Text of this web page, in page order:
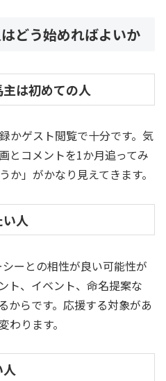
どう始めればよいか
は初めての人
かゲスト閲覧で十分です。気
とコメントを1か月追ってみ
か」がかなり見えてきます。
人
ーとの相性が良い可能性が
ト、イベント、命名提案な
からです。応援する対象があ
わります。
人